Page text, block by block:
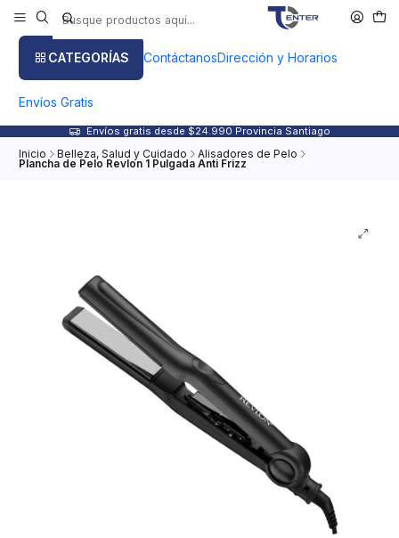
CATEGORÍAS ContáctanosDirección y Horarios
Envíos Gratis
Envíos gratis desde $24.990 Provincia Santiago
Inicio Belleza, Salud y Cuidado Alisadores de Pelo
Plancha de Pelo Revlon 1 Pulgada Anti Frizz